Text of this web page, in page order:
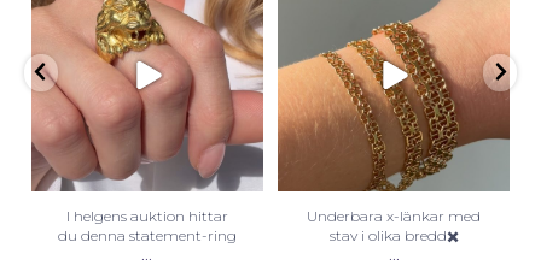
I helgens auktion hittar
du denna statement-ring
...
Underbara x-länkar med
stav i olika bredd✖️
...